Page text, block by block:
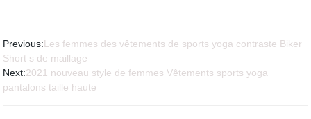
Previous:Les femmes des vêtements de sports yoga contraste Biker
Short s de maillage
Next:2021 nouveau style de femmes Vêtements sports yoga
pantalons taille haute